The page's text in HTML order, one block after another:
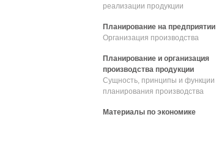
реализации продукции
Планирование на предприятии
Организация производства
Планирование и организация
производства продукции
Сущность, принципы и функции
планирования производства
Материалы по экономике